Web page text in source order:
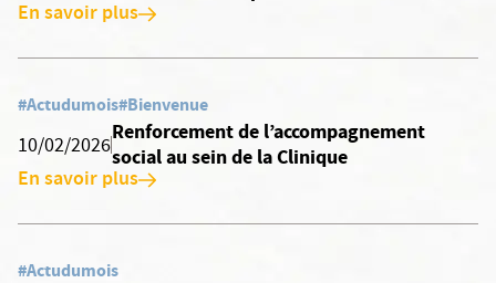
En savoir plus
#Actudumois#Bienvenue
10/02/2026
Renforcement de l’accompagnement
social au sein de la Clinique
En savoir plus
#Actudumois